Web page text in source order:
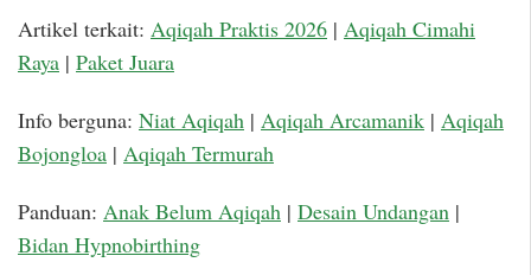
Artikel terkait: Aqiqah Praktis 2026 | Aqiqah Cimahi
Raya | Paket Juara
Info berguna: Niat Aqiqah | Aqiqah Arcamanik | Aqiqah
Bojongloa | Aqiqah Termurah
Panduan: Anak Belum Aqiqah | Desain Undangan |
Bidan Hypnobirthing